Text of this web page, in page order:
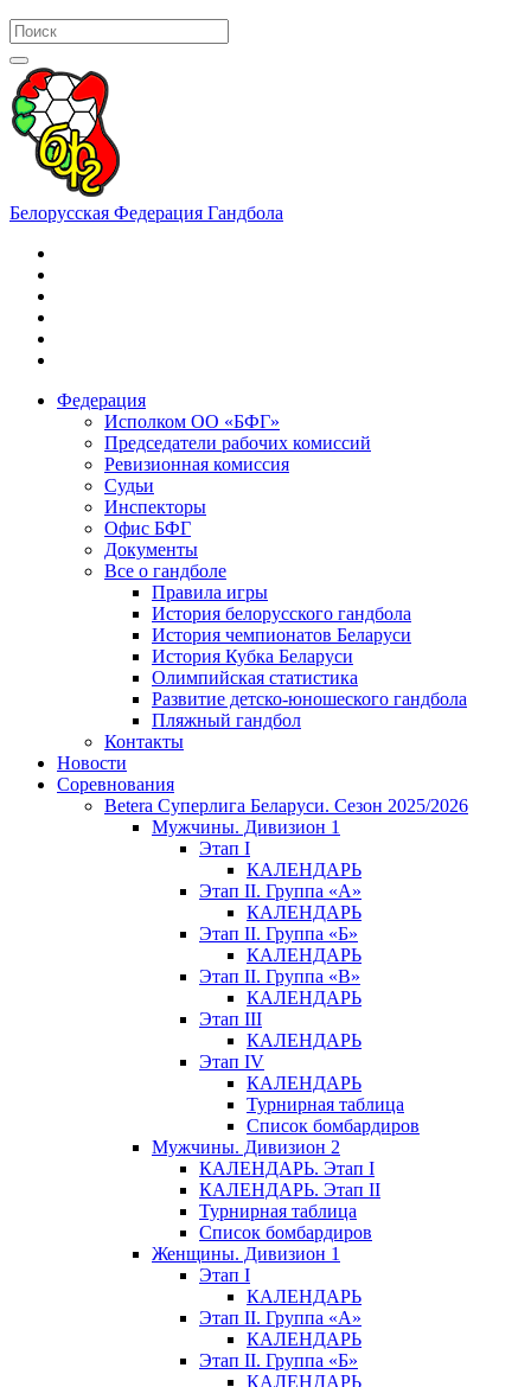
Белорусская Федерация Гандбола
Федерация
Исполком ОО «БФГ»
Председатели рабочих комиссий
Ревизионная комиссия
Судьи
Инспекторы
Офис БФГ
Документы
Все о гандболе
Правила игры
История белорусского гандбола
История чемпионатов Беларуси
История Кубка Беларуси
Олимпийская статистика
Развитие детско-юношеского гандбола
Пляжный гандбол
Контакты
Новости
Соревнования
Betera Суперлига Беларуси. Сезон 2025/2026
Мужчины. Дивизион 1
Этап I
КАЛЕНДАРЬ
Этап II. Группа «А»
КАЛЕНДАРЬ
Этап II. Группа «Б»
КАЛЕНДАРЬ
Этап II. Группа «В»
КАЛЕНДАРЬ
Этап III
КАЛЕНДАРЬ
Этап IV
КАЛЕНДАРЬ
Турнирная таблица
Список бомбардиров
Мужчины. Дивизион 2
КАЛЕНДАРЬ. Этап I
КАЛЕНДАРЬ. Этап II
Турнирная таблица
Список бомбардиров
Женщины. Дивизион 1
Этап I
КАЛЕНДАРЬ
Этап II. Группа «А»
КАЛЕНДАРЬ
Этап II. Группа «Б»
КАЛЕНДАРЬ